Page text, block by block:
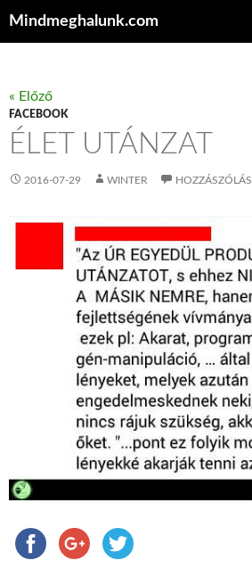
Mindmeghalunk.com
« Előző
FACEBOOK
ÉLET UTÁNZAT
2016-07-29 WINTER